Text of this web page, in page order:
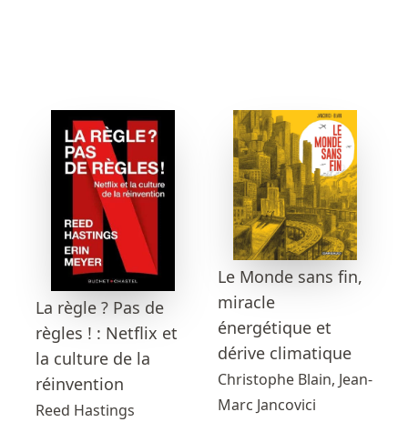
La règle ? Pas de
règles ! : Netflix et
la culture de la
réinvention
Reed Hastings
Le Monde sans fin,
miracle
énergétique et
dérive climatique
Christophe Blain, Jean-
Marc Jancovici